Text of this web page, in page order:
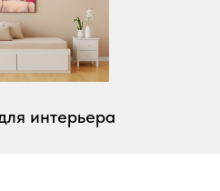
интерьера